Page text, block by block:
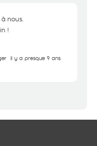
nous.
!
il y a presque 9 ans